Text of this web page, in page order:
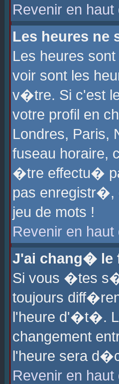
Revenir en haut
Les heures ne
Les heures
voir sont les
v�tre. Si c'est
votre profil en
Londres, Paris,
fuseau horaire,
�tre effectu�
pas enregistr�,
jeu de mots !
Revenir en haut
J'ai chang� le
Si vous �tes
toujours
l'heure d'�t�.
changement
l'heure sera
Revenir en haut